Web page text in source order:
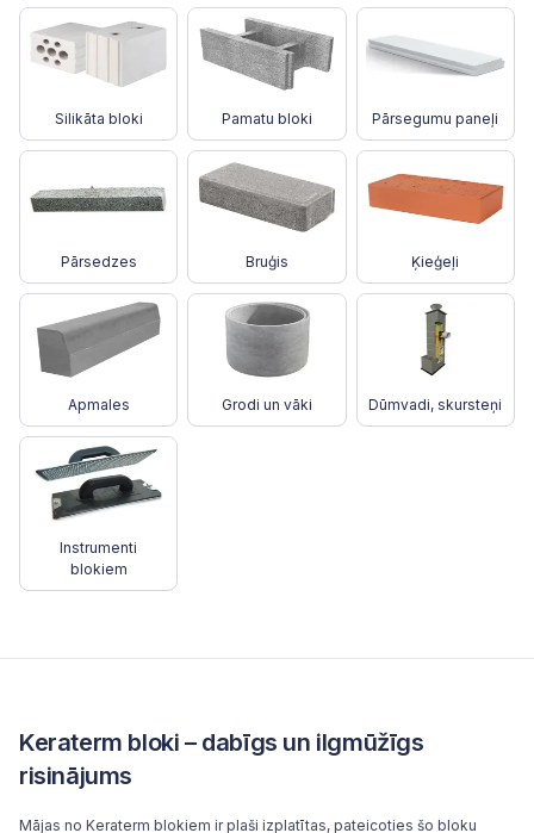
Silikāta bloki Pamatu bloki Pārsegumu paneļi
Pārsedzes Bruģis Ķieģeļi
Apmales Grodi un vāki Dūmvadi, skursteņi
Instrumenti
blokiem
Keraterm bloki – dabīgs un ilgmūžīgs
risinājums
Mājas no Keraterm blokiem ir plaši izplatītas, pateicoties šo bloku